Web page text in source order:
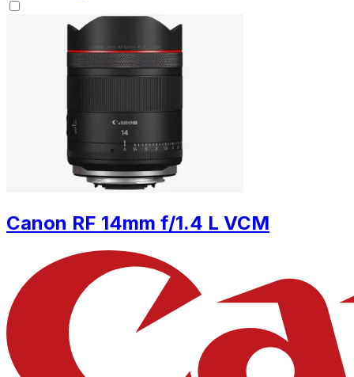
Canon RF 14mm f/1.4 L VCM